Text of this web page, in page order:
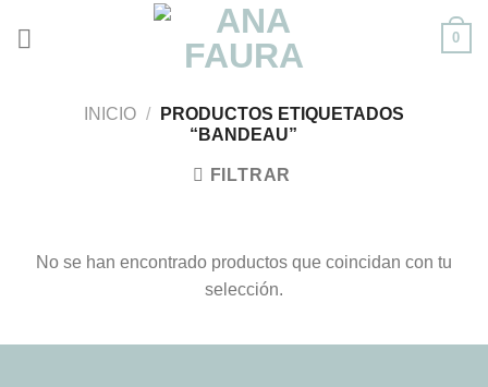
0
INICIO /
PRODUCTOS ETIQUETADOS
“BANDEAU”
FILTRAR
No se han encontrado productos que coincidan con tu
selección.